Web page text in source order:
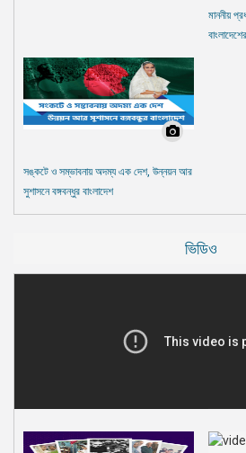
মাননীয়
সঙ্কটে ও সম্ভাবনায় অদম্য এক দেশ, উন্নয়ন আর
সুশাসনে বঙ্গবন্ধুর বাংলাদেশ
ভিডিও